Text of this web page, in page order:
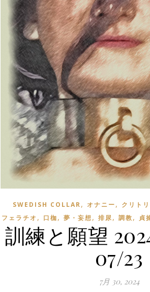
SWEDISH COLLAR, オナニー, クリト
フェラチオ , 口枷, 夢・妄想, 排尿, 調教, 貞
訓練と願望
07/23
7月 30, 2024